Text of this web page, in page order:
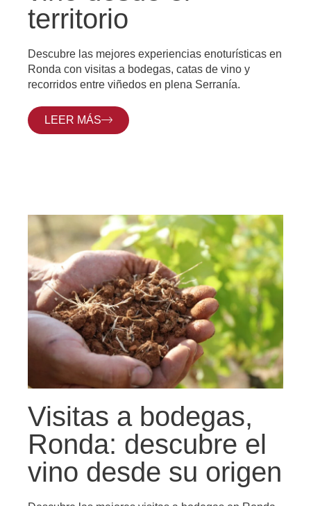
territorio
Descubre las mejores experiencias enoturísticas en
Ronda con visitas a bodegas, catas de vino y
recorridos entre viñedos en plena Serranía.
LEER MÁS
Visitas a bodegas,
Ronda: descubre el
vino desde su origen